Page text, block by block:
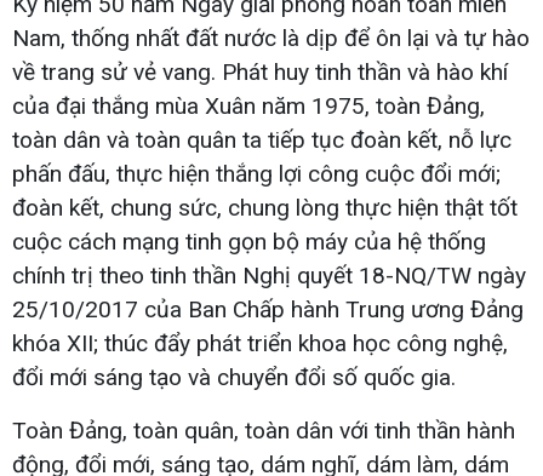
Nam, thống nhất đất nước là dịp để ôn lại và tự hào
về trang sử vẻ vang. Phát huy tinh thần và hào khí
của đại thắng mùa Xuân năm 1975, toàn Đảng,
toàn dân và toàn quân ta tiếp tục đoàn kết, nỗ lực
phấn đấu, thực hiện thắng lợi công cuộc đổi mới;
đoàn kết, chung sức, chung lòng thực hiện thật tốt
cuộc cách mạng tinh gọn bộ máy của hệ thống
chính trị theo tinh thần Nghị quyết 18-NQ/TW ngày
25/10/2017 của Ban Chấp hành Trung ương Đảng
khóa XII; thúc đẩy phát triển khoa học công nghệ,
đổi mới sáng tạo và chuyển đổi số quốc gia.
Toàn Đảng, toàn quân, toàn dân với tinh thần hành
động, đổi mới, sáng tạo, dám nghĩ, dám làm, dám